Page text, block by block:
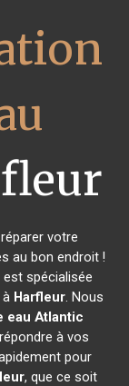
votre
au bon endroit !
spécialisée
Harfleur. Nous
eau Atlantic
à vos
pour
, que ce soit